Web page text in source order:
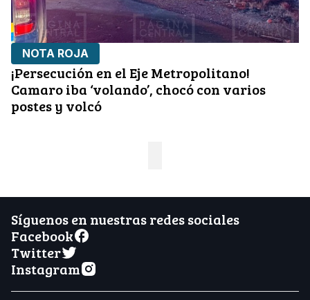
NOTA ROJA
¡Persecución en el Eje Metropolitano!
Camaro iba ‘volando’, chocó con varios
postes y volcó
Síguenos en nuestras redes sociales
Facebook
Twitter
Instagram